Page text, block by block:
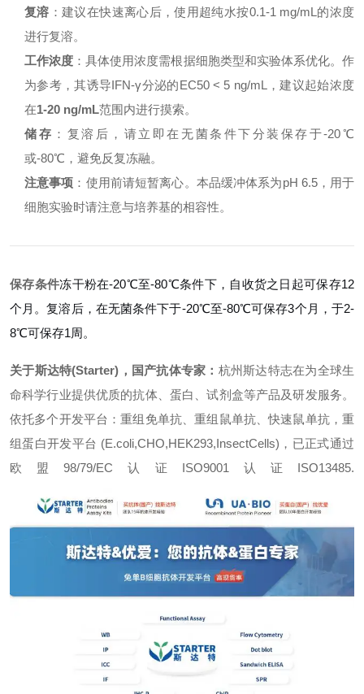
复溶 ：建议在快速离心后，使用超纯水按0.1-1 mg/mL的浓度
进行复溶。
工作浓度 ：具体使用浓度需根据细胞类型和实验体系优化。作
为参考，其诱导IFN-γ分泌的EC50 < 5 ng/mL，建议起始浓度
在1-20 ng/mL范围内进行摸索。
储存 ：复溶后，请立即在无菌条件下分装保存于-20℃
或-80℃，避免反复冻融。
注意事项 ：使用前请短暂离心。本品缓冲体系为pH 6.5，用于
细胞实验时请注意与培养基的相容性。
保存条件冻干粉在-20℃至-80℃条件下，自收货之日起可保存12
个月。复溶后，在无菌条件下于-20℃至-80℃可保存3个月，于2-
8℃可保存1周。
关于斯达特(Starter)，国产抗体专家： 杭州斯达特志在为全球生
命科学行业提供优质的抗体、蛋白、试剂盒等产品及研发服务。
依托多个开发平台：重组免单抗、重组鼠单抗、快速鼠单抗，重
组蛋白开发平台 (E.coli,CHO,HEK293,InsectCells)，已正式通过
欧盟98/79/EC认证ISO9001认证ISO13485.